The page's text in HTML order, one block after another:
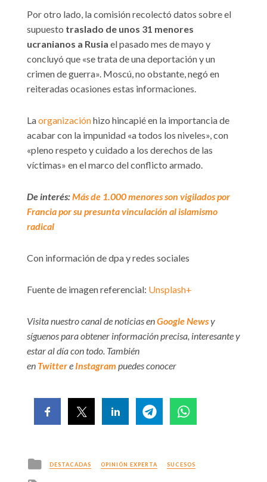
Por otro lado, la comisión recolectó datos sobre el
supuesto traslado de unos 31 menores
ucranianos a Rusia el pasado mes de mayo y
concluyó que «se trata de una deportación y un
crimen de guerra». Moscú, no obstante, negó en
reiteradas ocasiones estas informaciones.
Laorganizaciónhizo hincapié en la importancia de
acabar con la impunidad «a todos los niveles», con
«pleno respeto y cuidado a los derechos de las
víctimas» en el marco del conflicto armado.
De interés:Más de 1.000 menores son vigilados por
Francia por su presunta vinculación al islamismo
radical
Con información de dpa y redes sociales
Fuente de imagen referencial: Unsplash+
Visita nuestro canal de noticias enGoogle Newsy
síguenos para obtener información precisa, interesante y
estar al día con todo. También
en Twittere Instagram puedes conocer
Posted
in
DESTACADAS OPINIÓN EXPERTA SUCESOS